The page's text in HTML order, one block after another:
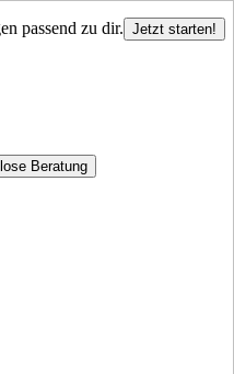
passend zu dir. Jetzt starten!
Beratung